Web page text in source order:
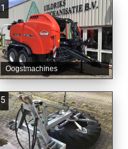
1
Oogstmachines
5